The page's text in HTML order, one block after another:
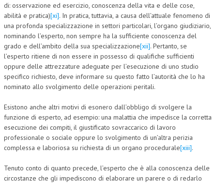
di: osservazione ed esercizio, conoscenza della vita e delle cose,
abilità e pratica)[xi]. In pratica, tuttavia, a causa dell’attuale fenomeno di
una profonda specializzazione in settori particolari, l’organo giudiziario,
nominando l’esperto, non sempre ha la sufficiente conoscenza del
grado e dell’ambito della sua specializzazione[xii]. Pertanto, se
l’esperto ritiene di non essere in possesso di qualifiche sufficienti
oppure delle attrezzature adeguate per l’esecuzione di uno studio
specifico richiesto, deve informare su questo fatto l’autorità che lo ha
nominato allo svolgimento delle operazioni peritali.
Esistono anche altri motivi di esonero dall’obbligo di svolgere la
funzione di esperto, ad esempio: una malattia che impedisce la corretta
esecuzione dei compiti, il giustificato sovraccarico di lavoro
professionale o sociale oppure lo svolgimento di un’altra perizia
complessa e laboriosa su richiesta di un organo procedurale[xiii].
Tenuto conto di quanto precede, l’esperto che è alla conoscenza delle
circostanze che gli impediscono di elaborare un parere o di redarlo